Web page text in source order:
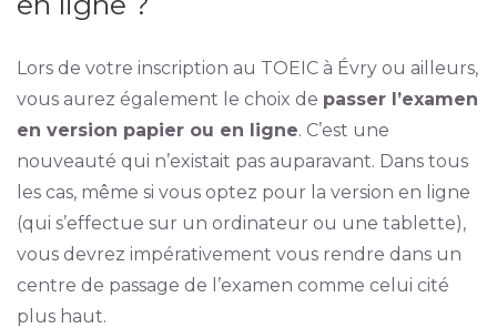
Lors de votre inscription au TOEIC à Évry ou ailleurs,
vous aurez également le choix de passer l’examen
en version papier ou en ligne. C’est une
nouveauté qui n’existait pas auparavant. Dans tous
les cas, même si vous optez pour la version en ligne
(qui s’effectue sur un ordinateur ou une tablette),
vous devrez impérativement vous rendre dans un
centre de passage de l’examen comme celui cité
plus haut.